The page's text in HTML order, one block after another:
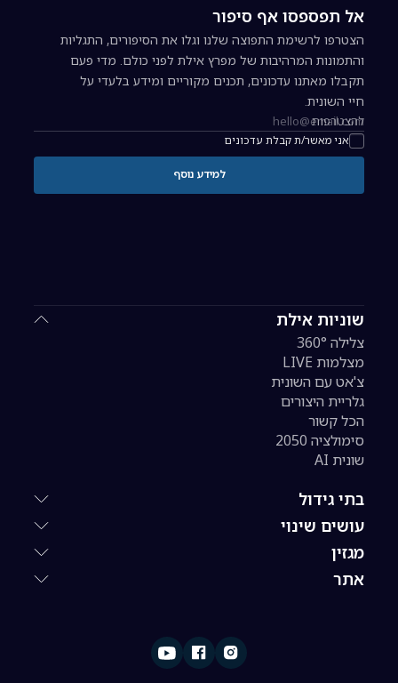
שוניות אילת
צלילה 360°
מצלמות LIVE
צ'אט עם השונית
גלריית היצורים
הכל קשור
סימולציה 2050
שונית AI
בתי גידול
עושים שינוי
מגזין
אתר
אל תפספסו אף סיפור
הצטרפו לרשימת התפוצה שלנו וגלו את הסיפורים, התגליות
והתמונות המרהיבות של מפרץ אילת לפני כולם. מדי פעם
תקבלו מאתנו עדכונים, תכנים מקוריים ומידע בלעדי על
חיי השונית.
כתובת אימייל להרשמה לניוזלטר
אני מאשר/ת קבלת עדכונים
להצטרפות
למידע נוסף